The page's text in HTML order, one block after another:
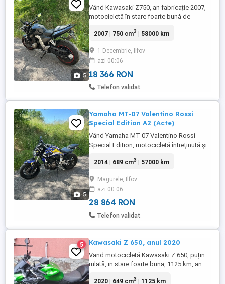
5
Vând Kawasaki Z750, an fabricație 2007,
motocicletă în stare foarte bună de
pregătită de sezon. Toba sport MIVV
improvizate) Ofer și toba originală
Kawasaki Suport de număr original inclus
Motorul funcționează impecabil, ...
2007 | 750 cm3 | 58000 km
1 Decembrie, Ilfov
azi 00:06
18 366 RON
Telefon validat
5
Yamaha MT-07 Valentino Rossi
Special Edition A2 (Acte)
Vând Yamaha MT-07 Valentino Rossi
Special Edition, motocicletă întreținută și
ideal atât pentru A2, cât și pentru
cu acte carte pentru omologare Se poate
conduce cu A2 Revizie făcută recent Ulei
schimbat Lanț + pinioane ...
2014 | 689 cm3 | 57000 km
Magurele, Ilfov
azi 00:06
28 864 RON
Telefon validat
5 Kawasaki Z 650, anul 2020
Vand motocicletă Kawasaki Z 650, puțin
rulată, in stare foarte buna, 1125 km, an
2020 | 649 cm3 | 1125 km